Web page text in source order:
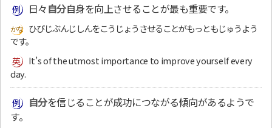
日々自分自身を向上させることが最も重要です。
ひびじぶんじしんをこうじょうさせることがもっともじゅうよう
です。
It’s of the utmost importance to improve yourself every
day.
自分を信じることが成功につながる傾向があるようで
す。